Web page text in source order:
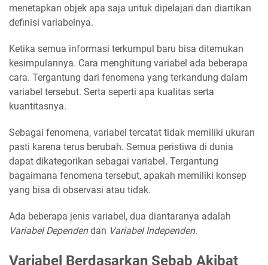
menetapkan objek apa saja untuk dipelajari dan diartikan
definisi variabelnya.
Ketika semua informasi terkumpul baru bisa ditemukan
kesimpulannya. Cara menghitung variabel ada beberapa
cara. Tergantung dari fenomena yang terkandung dalam
variabel tersebut. Serta seperti apa kualitas serta
kuantitasnya.
Sebagai fenomena, variabel tercatat tidak memiliki ukuran
pasti karena terus berubah. Semua peristiwa di dunia
dapat dikategorikan sebagai variabel. Tergantung
bagaimana fenomena tersebut, apakah memiliki konsep
yang bisa di observasi atau tidak.
Ada beberapa jenis variabel, dua diantaranya adalah
Variabel Dependendan Variabel Independen.
Variabel Berdasarkan Sebab Akibat